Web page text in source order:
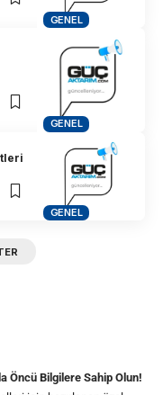
GENEL
GENEL
GENEL
Öncü Bilgilere Sahip Olun!